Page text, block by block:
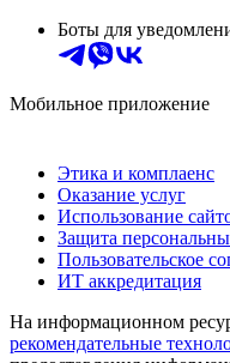
Боты для
Мобильное приложение
Этика и комплаенс
Оказание услуг
Использование
Защита
Пользовательское
ИТ аккредитация
На информационном
рекомендательные